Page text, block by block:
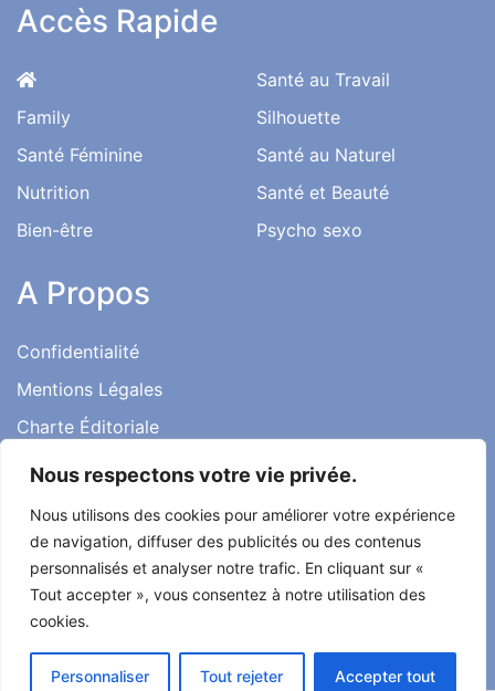
Nous respectons votre vie privée.
Nous utilisons des cookies pour améliorer votre expérience
de navigation, diffuser des publicités ou des contenus
personnalisés et analyser notre trafic. En cliquant sur «
Tout accepter », vous consentez à notre utilisation des
cookies.
Personnaliser Tout rejeter Accepter tout
Accès Rapide
Family
Santé Féminine
Nutrition
Bien-être
Santé au Travail
Silhouette
Santé au Naturel
Santé et Beauté
Psycho sexo
A Propos
Confidentialité
Mentions Légales
Charte Éditoriale
Conditions d’utilisation
Témoignages
Tout droit réservé ma santé ma vie 2022
Développé parAlcomnet